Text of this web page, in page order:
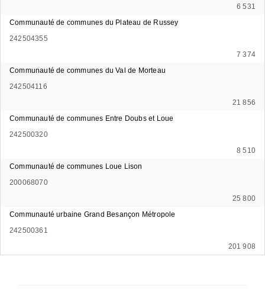
6 531
Communauté de communes du Plateau de Russey
242504355
7 374
Communauté de communes du Val de Morteau
242504116
21 856
Communauté de communes Entre Doubs et Loue
242500320
8 510
Communauté de communes Loue Lison
200068070
25 800
Communauté urbaine Grand Besançon Métropole
242500361
201 908